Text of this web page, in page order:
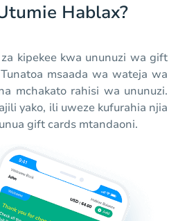
Hablax?
kipekee kwa ununuzi wa gift
msaada wa wateja wa
mchakato rahisi wa ununuzi.
yako, ili uweze kufurahia njia
gift cards mtandaoni.